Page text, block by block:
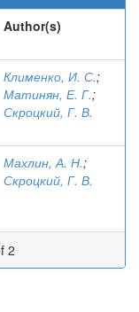
Author(s)
Клименко, И. С.;
Матинян, Е. Г.;
Скроцкий, Г. В.
Махлин, А. Н.;
Скроцкий, Г. В.
2